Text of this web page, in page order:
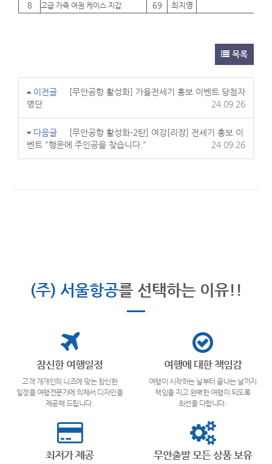
8
고급 가죽 여권 케이스 지갑 69 최지영
목록
이전글
[무안공항 활성화] 가을전세기 홍보 이벤트 당첨자
명단
24.09.26
다음글
[무안공항 활성화-2탄] 여강[리장] 전세기 홍보 이
벤트 "행운에 주인공을 찾습니다."
24.09.26
(주) 서울항공를 선택하는 이유!!
참신한 여행일정
고객 개개인의 니즈에 맞는 참신한
일정을 여행전문가에 의해서 디자인을
제공해 드립니다.
여행에 대한 책임감
여행이 시작하는 날부터 끝나는 날까지
책임을 지고 완벽한 여행이 되도록
최선을 다합니다.
최저가 제공 무안출발 모든 상품 보유